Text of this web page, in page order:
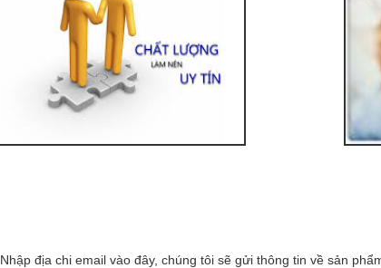
Nhập địa chi email vào đây, chúng tôi sẽ gửi thông tin về sản